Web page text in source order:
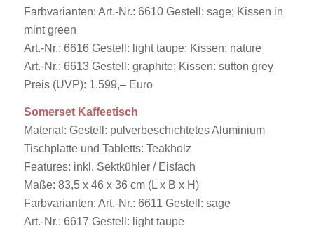
Farbvarianten: Art.-Nr.: 6610 Gestell: sage; Kissen in
mint green
Art.-Nr.: 6616 Gestell: light taupe; Kissen: nature
Art.-Nr.: 6613 Gestell: graphite; Kissen: sutton grey
Preis (UVP): 1.599,– Euro
Somerset Kaffeetisch
Material: Gestell: pulverbeschichtetes Aluminium
Tischplatte und Tabletts: Teakholz
Features: inkl. Sektkühler / Eisfach
Maße: 83,5 x 46 x 36 cm (L x B x H)
Farbvarianten: Art.-Nr.: 6611 Gestell: sage
Art.-Nr.: 6617 Gestell: light taupe